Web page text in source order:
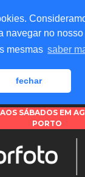
navegar no
mesmas saber
fechar
SÁBADOS EM
PORTO